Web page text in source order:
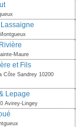
Maure
et Fils
Côte Sandrey 10200
Lepage
Avirey-Lingey